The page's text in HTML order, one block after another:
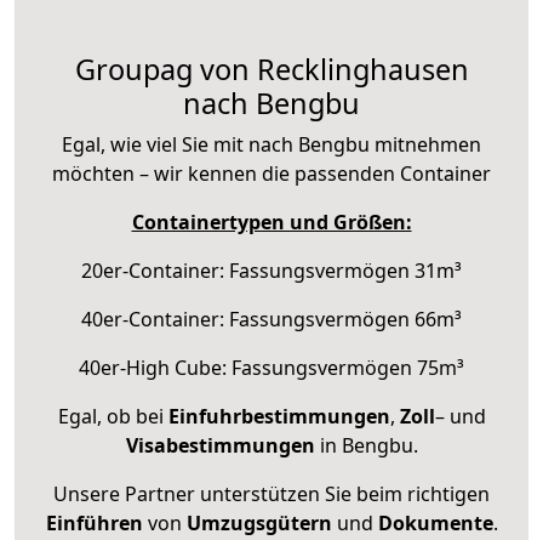
Groupag von Recklinghausen
nach Bengbu
Egal, wie viel Sie mit nach Bengbu mitnehmen
möchten – wir kennen die passenden Container
Containertypen und Größen:
20er-Container: Fassungsvermögen 31m³
40er-Container: Fassungsvermögen 66m³
40er-High Cube: Fassungsvermögen 75m³
Egal, ob bei Einfuhrbestimmungen, Zoll– und
Visabestimmungen in Bengbu.
Unsere Partner unterstützen Sie beim richtigen
Einführen von Umzugsgütern und Dokumente.